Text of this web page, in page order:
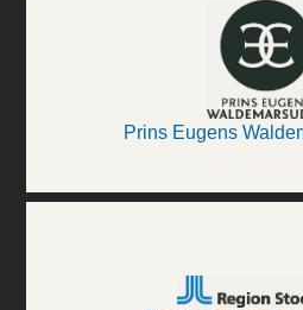
Prins Eugens